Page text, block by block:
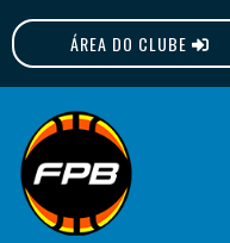
ÁREA DO CLUBE
FPB